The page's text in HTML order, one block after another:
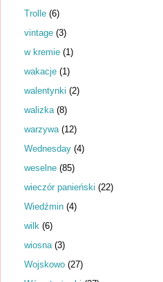
Trolle (6)
vintage (3)
w kremie (1)
wakacje (1)
walentynki (2)
walizka (8)
warzywa (12)
Wednesday (4)
weselne (85)
wieczór panieński (22)
Wiedźmin (4)
wilk (6)
wiosna (3)
Wojskowo (27)